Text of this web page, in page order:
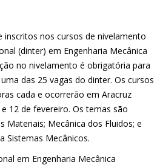
inscritos nos cursos de nivelamento
(dinter) em Engenharia Mecânica
no nivelamento é obrigatória para
das 25 vagas do dinter. Os cursos
cada e ocorrerão em Aracruz
12 de fevereiro. Os temas são
Materiais; Mecânica dos Fluidos; e
Sistemas Mecânicos.
em Engenharia Mecânica